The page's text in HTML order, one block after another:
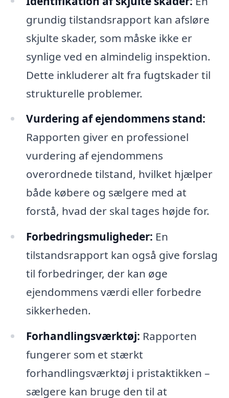
grundig tilstandsrapport kan afsløre
skjulte skader, som måske ikke er
synlige ved en almindelig inspektion.
Dette inkluderer alt fra fugtskader til
strukturelle problemer.
Vurdering af ejendommens stand:
Rapporten giver en professionel
vurdering af ejendommens
overordnede tilstand, hvilket hjælper
både købere og sælgere med at
forstå, hvad der skal tages højde for.
Forbedringsmuligheder: En
tilstandsrapport kan også give forslag
til forbedringer, der kan øge
ejendommens værdi eller forbedre
sikkerheden.
Forhandlingsværktøj: Rapporten
fungerer som et stærkt
forhandlingsværktøj i pristaktikken –
sælgere kan bruge den til at